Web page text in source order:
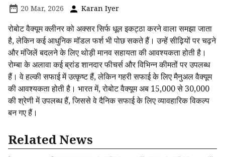
20 Mar, 2026 Karan Iyer
रोबोट वैक्यूम क्लीनर को अक्सर सिर्फ धूल इकट्ठा करने वाला समझा जाता
है, लेकिन कई आधुनिक मॉडल फर्श भी पोछ सकते हैं। उन्हें सीढ़ियों पर चढ़ने
और मंजिलें बदलने के लिए थोड़ी मानव सहायता की आवश्यकता होती है।
रोम्बा के अलावा कई ब्रांड शानदार फीचर्स और विभिन्न कीमतों पर उपलब्ध
हैं। वे हल्की सफाई में उत्कृष्ट हैं, लेकिन गहरी सफाई के लिए मैनुअल वैक्यूम
की आवश्यकता होती है। भारत में, रोबोट वैक्यूम अब ₹15,000 से ₹30,000
की श्रेणी में उपलब्ध हैं, जिससे वे दैनिक सफाई के लिए व्यावहारिक विकल्प
बन गए हैं।
Related News